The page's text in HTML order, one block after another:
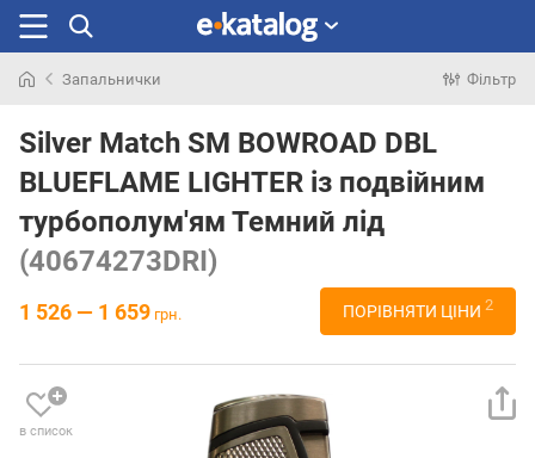
раніше
Запальнички Фільтр
Silver Match SM BOWROAD DBL
BLUEFLAME LIGHTER із подвійним
турбополум'ям Темний лід
(40674273DRI)
1 526 — 1 659 грн. ПОРІВНЯТИ ЦІНИ 2
в список